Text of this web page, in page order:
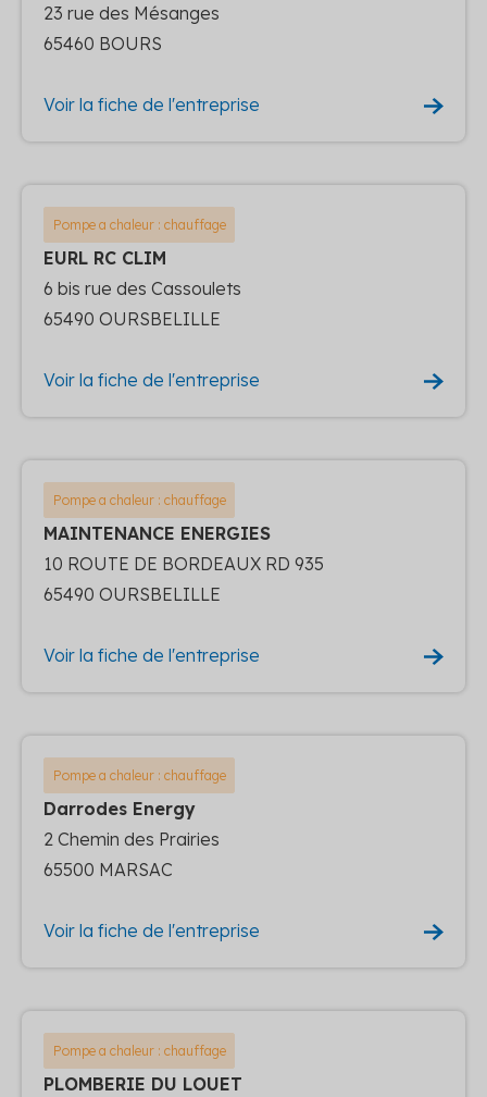
23 rue des Mésanges
65460 BOURS
Voir la fiche de l'entreprise
Pompe a chaleur : chauffage
EURL RC CLIM
6 bis rue des Cassoulets
65490 OURSBELILLE
Voir la fiche de l'entreprise
Pompe a chaleur : chauffage
MAINTENANCE ENERGIES
10 ROUTE DE BORDEAUX RD 935
65490 OURSBELILLE
Voir la fiche de l'entreprise
Pompe a chaleur : chauffage
Darrodes Energy
2 Chemin des Prairies
65500 MARSAC
Voir la fiche de l'entreprise
Pompe a chaleur : chauffage
PLOMBERIE DU LOUET